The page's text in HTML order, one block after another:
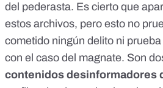
del pederasta. Es cierto que
estos archivos, pero esto no
cometido ningún delito ni
con el caso del magnate. Son
contenidos desinformadores